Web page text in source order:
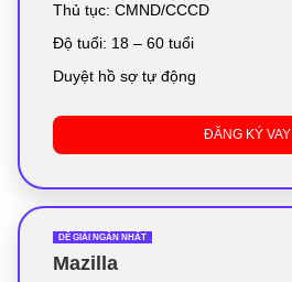
Thủ tục: CMND/CCCD
Độ tuổi: 18 – 60 tuổi
Duyệt hồ sợ tự động
ĐĂNG KÝ VAY
DỄ GIẢI NGÂN NHẤT
Mazilla